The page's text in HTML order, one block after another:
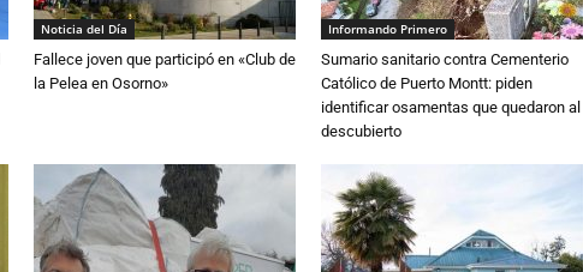
Noticia del Día
Fallece joven que participó en «Club de
la Pelea en Osorno»
Informando Primero
Sumario sanitario contra Cementerio
Católico de Puerto Montt: piden
identificar osamentas que quedaron al
descubierto